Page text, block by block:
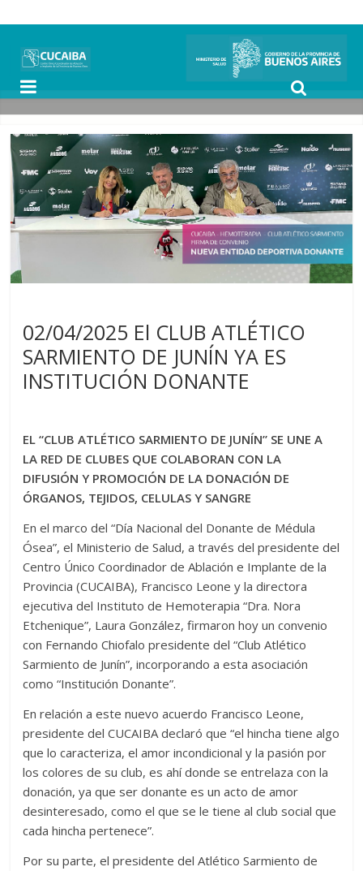
02/04/2025 El CLUB ATLÉTICO
SARMIENTO DE JUNÍN YA ES
INSTITUCIÓN DONANTE
EL “CLUB ATLÉTICO SARMIENTO DE JUNÍN” SE UNE A
LA RED DE CLUBES QUE COLABORAN CON LA
DIFUSIÓN Y PROMOCIÓN DE LA DONACIÓN DE
ÓRGANOS, TEJIDOS, CELULAS Y SANGRE
En el marco del “Día Nacional del Donante de Médula
Ósea”, el Ministerio de Salud, a través del presidente del
Centro Único Coordinador de Ablación e Implante de la
Provincia (CUCAIBA), Francisco Leone y la directora
ejecutiva del Instituto de Hemoterapia “Dra. Nora
Etchenique”, Laura González, firmaron hoy un convenio
con Fernando Chiofalo presidente del “Club Atlético
Sarmiento de Junín”, incorporando a esta asociación
como “Institución Donante”.
En relación a este nuevo acuerdo Francisco Leone,
presidente del CUCAIBA declaró que “el hincha tiene algo
que lo caracteriza, el amor incondicional y la pasión por
los colores de su club, es ahí donde se entrelaza con la
donación, ya que ser donante es un acto de amor
desinteresado, como el que se le tiene al club social que
cada hincha pertenece”.
Por su parte, el presidente del Atlético Sarmiento de